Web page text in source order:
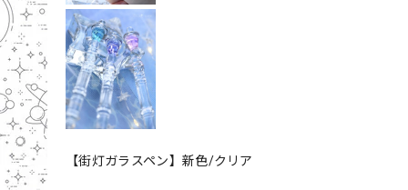
【街灯ガラスペン】新色/クリア